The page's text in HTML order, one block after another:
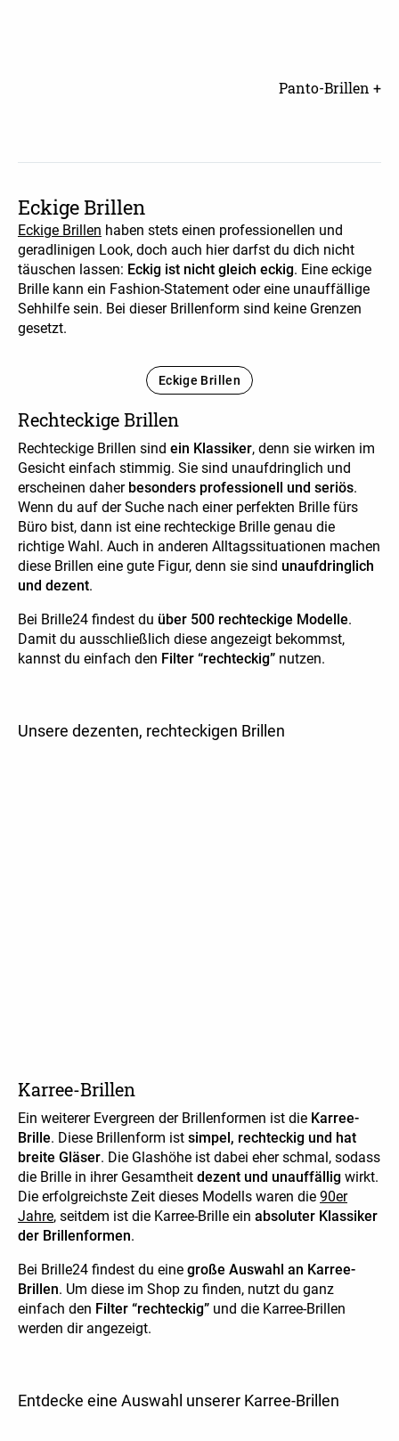
Panto-Brillen +
Eckige Brillen
Eckige Brillen haben stets einen professionellen und
geradlinigen Look, doch auch hier darfst du dich nicht
täuschen lassen: Eckig ist nicht gleich eckig. Eine eckige
Brille kann ein Fashion-Statement oder eine unauffällige
Sehhilfe sein. Bei dieser Brillenform sind keine Grenzen
gesetzt.
Eckige Brillen
Rechteckige Brillen
Rechteckige Brillen sind ein Klassiker, denn sie wirken im
Gesicht einfach stimmig. Sie sind unaufdringlich und
erscheinen daher besonders professionell und seriös.
Wenn du auf der Suche nach einer perfekten Brille fürs
Büro bist, dann ist eine rechteckige Brille genau die
richtige Wahl. Auch in anderen Alltagssituationen machen
diese Brillen eine gute Figur, denn sie sind unaufdringlich
und dezent.
Bei Brille24 findest du über 500 rechteckige Modelle.
Damit du ausschließlich diese angezeigt bekommst,
kannst du einfach den Filter “rechteckig” nutzen.
Unsere dezenten, rechteckigen Brillen
Karree-Brillen
Ein weiterer Evergreen der Brillenformen ist die Karree-
Brille. Diese Brillenform ist simpel, rechteckig und hat
breite Gläser. Die Glashöhe ist dabei eher schmal, sodass
die Brille in ihrer Gesamtheit dezent und unauffällig wirkt.
Die erfolgreichste Zeit dieses Modells waren die 90er
Jahre, seitdem ist die Karree-Brille ein absoluter Klassiker
der Brillenformen.
Bei Brille24 findest du eine große Auswahl an Karree-
Brillen. Um diese im Shop zu finden, nutzt du ganz
einfach den Filter “rechteckig” und die Karree-Brillen
werden dir angezeigt.
Entdecke eine Auswahl unserer Karree-Brillen